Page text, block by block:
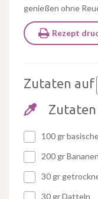
genießen ohne
Rezept
Zutaten auf
Zutaten
100 gr
200 gr Bananen
30 gr
30 gr Datteln